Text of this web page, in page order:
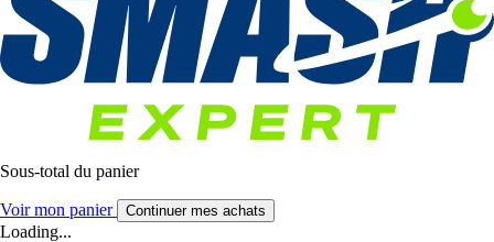
Sous-total du panier
Voir mon panier Continuer mes achats
Loading...